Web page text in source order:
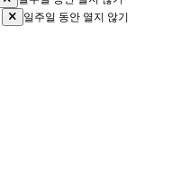
일주일 동안 열지 않기